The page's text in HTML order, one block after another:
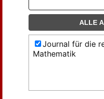
ALLE
Journal für die
Mathematik